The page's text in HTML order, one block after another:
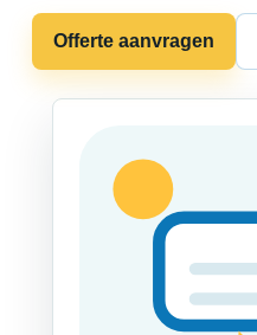
Offerte aanvragen